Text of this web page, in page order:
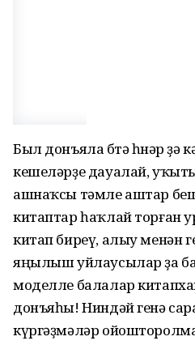
Был донъяла бөтә һө­нәр ҙә
кешеләрҙе дауалай,
ашнаҡсы тәмле аштар
китаптар һаҡлай тор­ған
китап биреү, алыу менән
яңылыш уйлаусылар ҙа
моделле балалар
донъяһы! Ниндәй генә
күргәҙмәләр